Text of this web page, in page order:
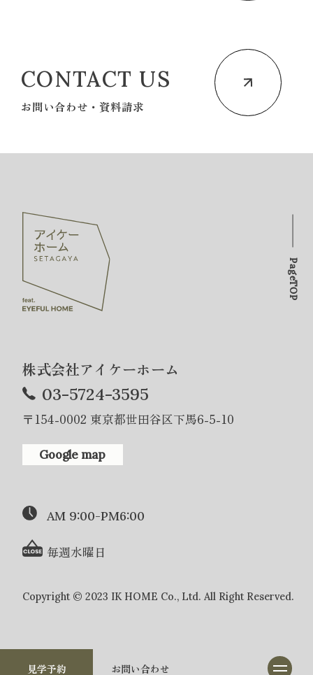
見学予約 お問い合わせ
CONTACT US
お問い合わせ・資料請求
株式会社アイケーホーム
03-5724-3595
〒154-0002 東京都世田谷区下馬6-5-10
Google map
AM 9:00-PM6:00
毎週水曜日
Copyright © 2023 IK HOME Co., Ltd. All Right Reserved.
PageTOP